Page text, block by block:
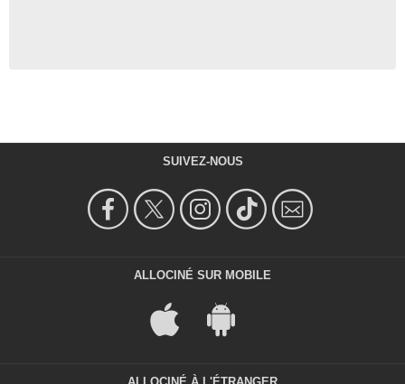
SUIVEZ-NOUS
ALLOCINÉ SUR MOBILE